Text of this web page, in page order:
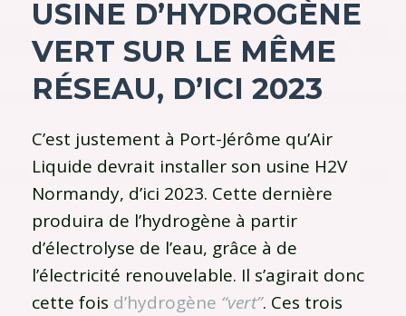
USINE D’HYDROGÈNE
VERT SUR LE MÊME
RÉSEAU, D’ICI 2023
C’est justement à Port-Jérôme qu’Air
Liquide devrait installer son usine H2V
Normandy, d’ici 2023. Cette dernière
produira de l’hydrogène à partir
d’électrolyse de l’eau, grâce à de
l’électricité renouvelable. Il s’agirait donc
cette fois d’hydrogène “vert”. Ces trois